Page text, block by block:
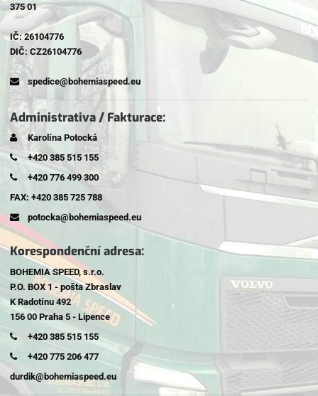
375 01
IČ: 26104776
DIČ: CZ26104776
spedice@bohemiaspeed.eu
Administrativa / Fakturace:
Karolína Potocká
+420 385 515 155
+420 776 499 300
FAX: +420 385 725 788
potocka@bohemiaspeed.eu
Korespondenční adresa:
BOHEMIA SPEED, s.r.o.
P.O. BOX 1 - pošta Zbraslav
K Radotínu 492
156 00 Praha 5 - Lipence
+420 385 515 155
+420 775 206 477
durdik@bohemiaspeed.eu